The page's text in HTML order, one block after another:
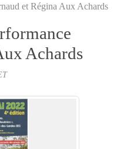
et Régina Aux Achards
Achards